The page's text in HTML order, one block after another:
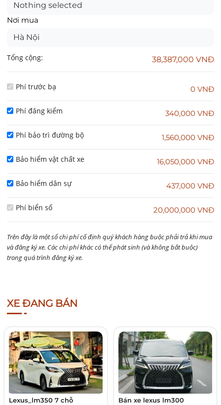
Nothing selected
Nơi mua
Hà Nội
Tổng cộng: 38,387,000 VNĐ
Phí trước bạ 0 VNĐ
Phí đăng kiểm 340,000 VNĐ
Phí bảo trì đường bộ 1,560,000 VNĐ
Bảo hiểm vật chất xe 16,050,000 VNĐ
Bảo hiểm dân sự 437,000 VNĐ
Phí biển số 20,000,000 VNĐ
Trên đây là một số chi phí cố định quý khách hàng buộc phải trả khi mua
và đăng ký xe. Các chi phí khác có thể phát sinh (và không bắt buộc)
trong quá trình đăng ký xe.
XE ĐANG BÁN
Lexus_lm350 7 chỗ Bán xe lexus lm300